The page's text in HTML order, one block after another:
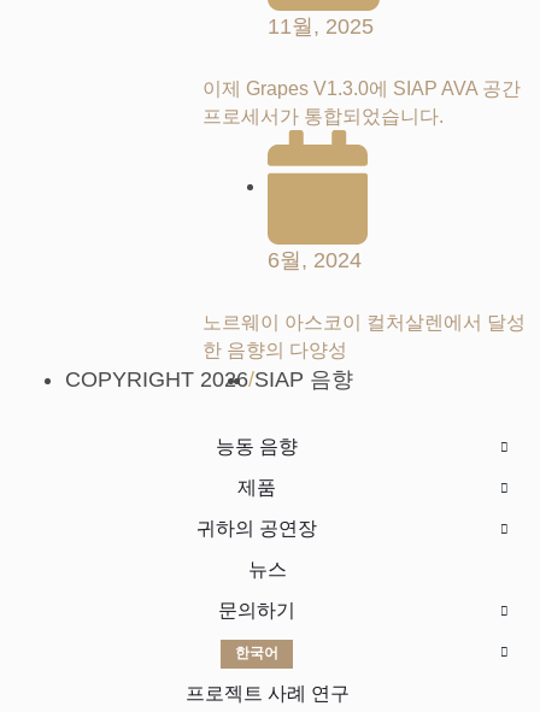
11월, 2025
이제 Grapes V1.3.0에 SIAP AVA 공간
프로세서가 통합되었습니다.
6월, 2024
노르웨이 아스코이 컬처살렌에서 달성
한 음향의 다양성
COPYRIGHT 2026/SIAP 음향
능동 음향
제품
귀하의 공연장
뉴스
문의하기
한국어
프로젝트 사례 연구